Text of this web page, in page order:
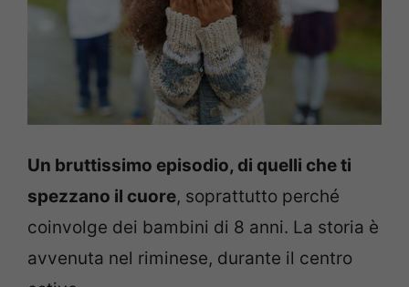
Un bruttissimo episodio, di quelli che ti
spezzano il cuore, soprattutto perché
coinvolge dei bambini di 8 anni. La storia è
avvenuta nel riminese, durante il centro